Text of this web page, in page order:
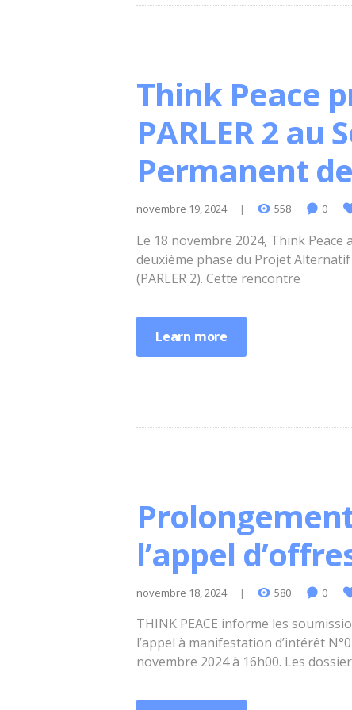
Think Peace
PARLER 2 au
Permanent
novembre 19, 2024 558 0
Le 18 novembre 2024, Think
deuxième phase du Projet
(PARLER 2). Cette rencontre
Learn more
l’appel
novembre 18, 2024 580 0
THINK PEACE informe les
l’appel à manifestation d’intérêt
novembre 2024 à 16h00. Les